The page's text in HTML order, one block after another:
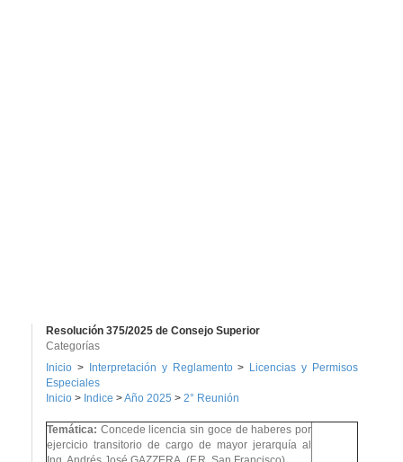
Resolución 375/2025 de Consejo Superior
Categorías
Inicio > Interpretación y Reglamento> Licencias y Permisos
Especiales
Inicio > Indice >Año 2025 > 2° Reunión
Temática: Concede licencia sin goce de haberes por
ejercicio transitorio de cargo de mayor jerarquía al